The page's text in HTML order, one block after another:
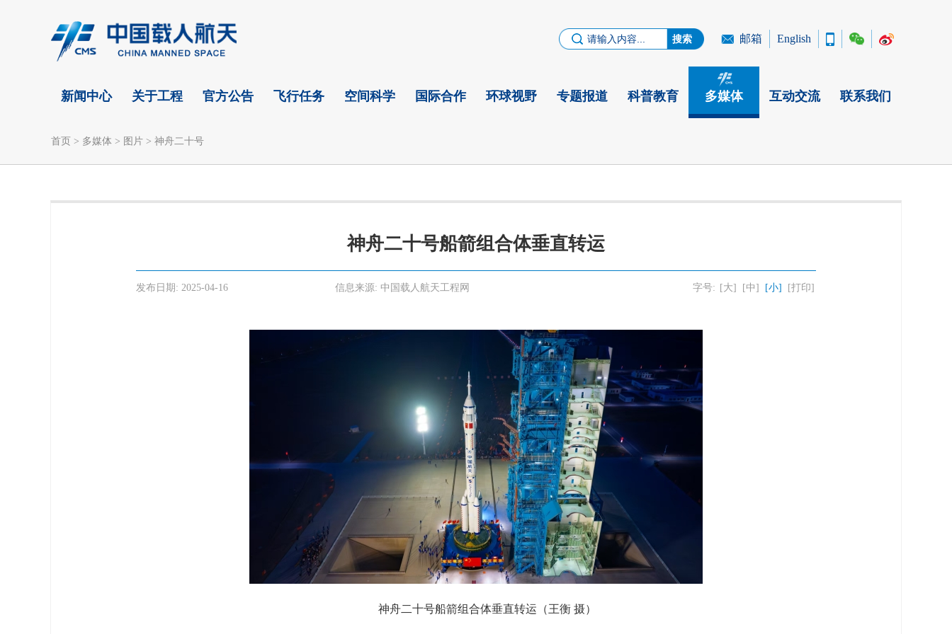
邮箱 English
新闻中心 关于工程 官方公告 飞行任务 空间科学 国际合作 环球视野 专题报道 科普教育 多媒体 互动交流 联系我们
首页 > 多媒体 > 图片 > 神舟二十号
神舟二十号船箭组合体垂直转运
发布日期: 2025-04-16 信息来源: 中国载人航天工程网 字号: [大] [中] [小] [打印]
神舟二十号船箭组合体垂直转运（王衡 摄）